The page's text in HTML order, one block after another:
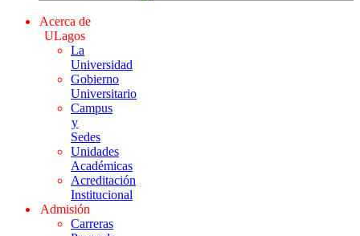
Acerca de
ULagos
La
Universidad
Gobierno
Universitario
Campus
y
Sedes
Unidades
Académicas
Acreditación
Institucional
Admisión
Carreras